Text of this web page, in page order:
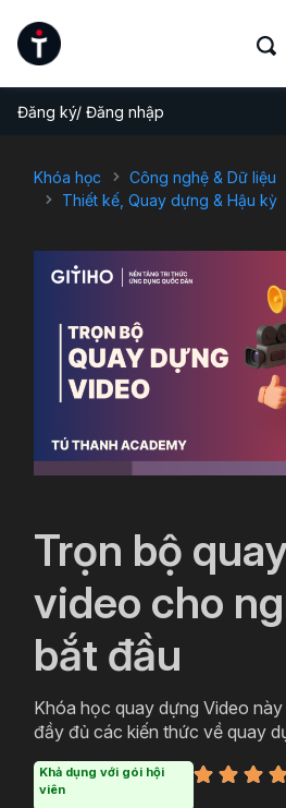
Đăng ký/ Đăng nhập
Khóa học
Công nghệ & Dữ liệu
Thiết kế, Quay dựng & Hậu kỳ
Trọn bộ
video cho
bắt đầu
Khóa học quay dựng Video
đầy đủ các kiến thức về quay
xử lý hậu kỳ chuyên nghiệp với
Premiere Pro.
Khả dụng với gói hội
viên